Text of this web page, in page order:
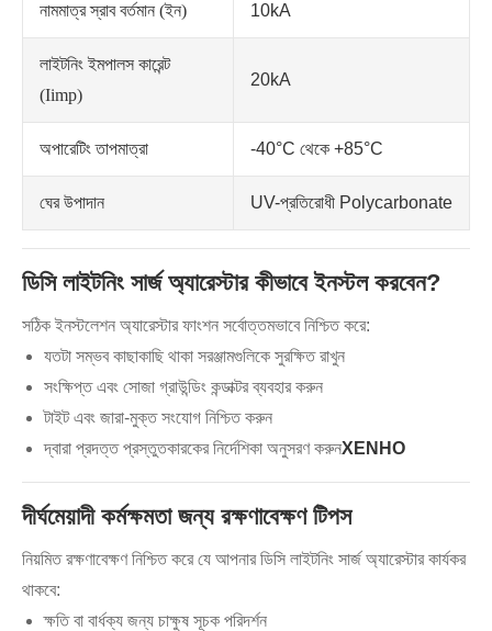
নামমাত্র স্রাব বর্তমান (ইন) 10kA
লাইটনিং ইমপালস কারেন্ট
(Iimp)
20kA
অপারেটিং তাপমাত্রা -40°C থেকে +85°C
ঘের উপাদান UV-প্রতিরোধী Polycarbonate
ডিসি লাইটনিং সার্জ অ্যারেস্টার কীভাবে ইনস্টল করবেন?
সঠিক ইনস্টলেশন অ্যারেস্টার ফাংশন সর্বোত্তমভাবে নিশ্চিত করে:
যতটা সম্ভব কাছাকাছি থাকা সরঞ্জামগুলিকে সুরক্ষিত রাখুন
সংক্ষিপ্ত এবং সোজা গ্রাউন্ডিং কন্ডাক্টর ব্যবহার করুন
টাইট এবং জারা-মুক্ত সংযোগ নিশ্চিত করুন
দ্বারা প্রদত্ত প্রস্তুতকারকের নির্দেশিকা অনুসরণ করুনXENHO
দীর্ঘমেয়াদী কর্মক্ষমতা জন্য রক্ষণাবেক্ষণ টিপস
নিয়মিত রক্ষণাবেক্ষণ নিশ্চিত করে যে আপনার ডিসি লাইটনিং সার্জ অ্যারেস্টার কার্যকর
থাকবে:
ক্ষতি বা বার্ধক্য জন্য চাক্ষুষ সূচক পরিদর্শন